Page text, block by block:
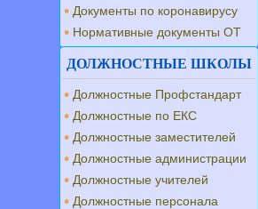
Документы по коронавирусу
Нормативные документы ОТ
ДОЛЖНОСТНЫЕ ШКОЛЫ
Должностные Профстандарт
Должностные по ЕКС
Должностные заместителей
Должностные администрации
Должностные учителей
Должностные персонала